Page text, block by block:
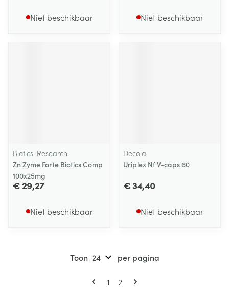
Niet beschikbaar Niet beschikbaar
Biotics-Research
Zn Zyme Forte Biotics Comp
100x25mg
€ 29,27
Niet beschikbaar
Decola
Uriplex Nf V-caps 60
€ 34,40
Niet beschikbaar
Pagina's
U lees momenteel pagina
1 Pagina
2
Toon per pagina